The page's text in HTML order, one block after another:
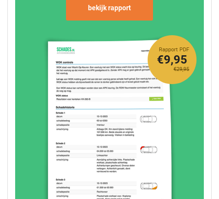
bekijk rapport
Rapport PDF
€29,95
€9,95